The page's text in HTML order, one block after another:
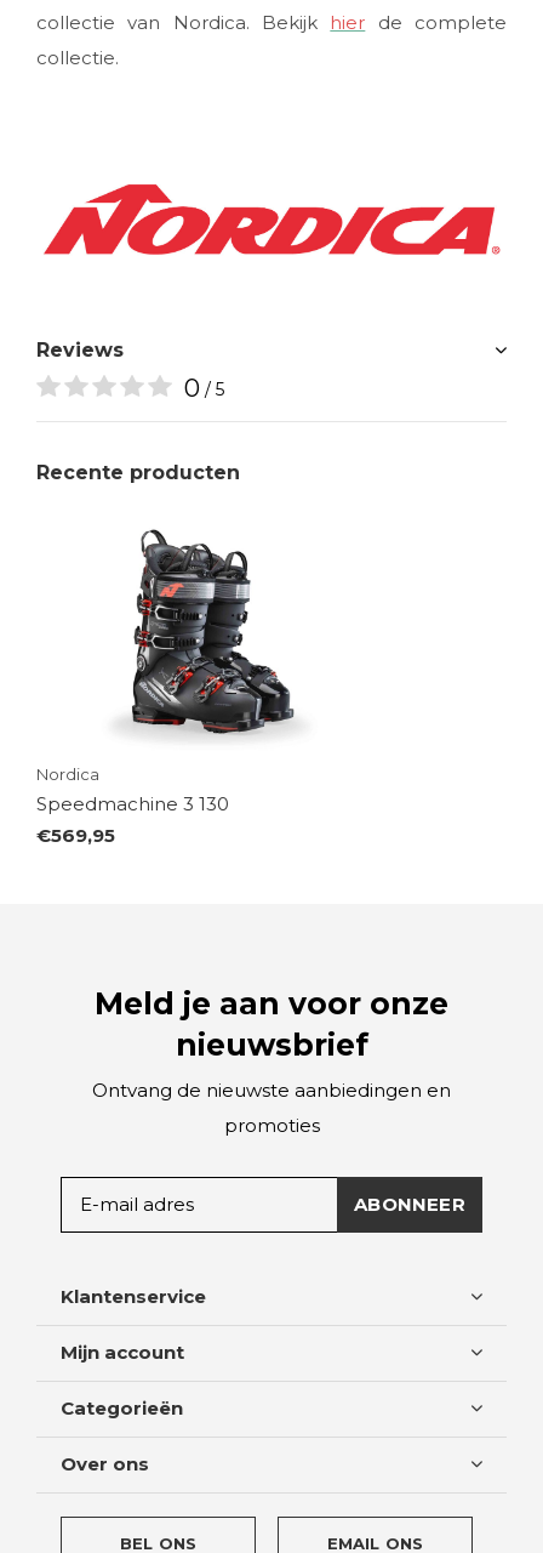
collectie van Nordica. Bekijk hier de complete
collectie.
Reviews
0 / 5
Recente producten
Nordica
Speedmachine 3 130
€569,95
Meld je aan voor onze
nieuwsbrief
Ontvang de nieuwste aanbiedingen en
promoties
ABONNEER
Klantenservice
Mijn account
Categorieën
Over ons
BEL ONS EMAIL ONS